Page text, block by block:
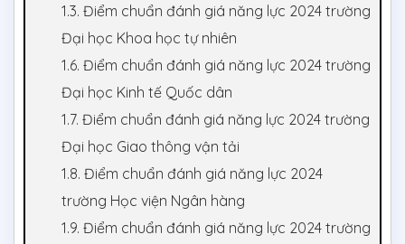
1.3. Điểm chuẩn đánh giá năng lực 2024 trường
Đại học Khoa học tự nhiên
1.6. Điểm chuẩn đánh giá năng lực 2024 trường
Đại học Kinh tế Quốc dân
1.7. Điểm chuẩn đánh giá năng lực 2024 trường
Đại học Giao thông vận tải
1.8. Điểm chuẩn đánh giá năng lực 2024
trường Học viện Ngân hàng
1.9. Điểm chuẩn đánh giá năng lực 2024 trường